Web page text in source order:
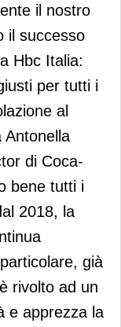
il nostro
il successo
Hbc Italia:
per tutti i
al
Antonella
di Coca-
bene tutti i
2018, la
già
rivolto ad un
e apprezza la